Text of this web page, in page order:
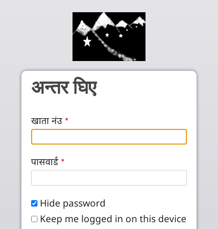
अन्तर घिए
खाता नंउ
पासवार्ड
Hide password
Keep me logged in on this device